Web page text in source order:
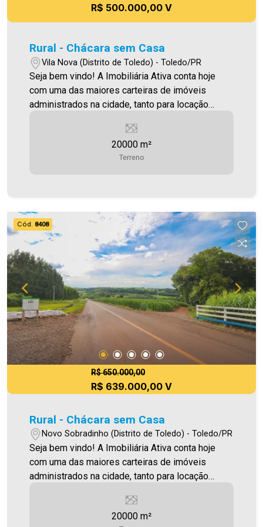
R$ 500.000,00 V
Rural - Chácara sem Casa
Vila Nova (Distrito de Toledo) - Toledo/PR
Seja bem vindo! A Imobiliária Ativa conta hoje
com uma das maiores carteiras de imóveis
administrados na cidade, tanto para locação
20.000,00m² Por R$ 500.000,00 Aproveite essa
oportunidade! Imobiliária Ativa, sinta-se em casa!
20000 m²
Terreno
Cód. 8408
R$ 650.000,00
R$ 639.000,00 V
Rural - Chácara sem Casa
Novo Sobradinho (Distrito de Toledo) - Toledo/PR
Seja bem vindo! A Imobiliária Ativa conta hoje
com uma das maiores carteiras de imóveis
administrados na cidade, tanto para locação
20.000,00m² Por R$ 639.000,00 Aproveite essa
20000 m²